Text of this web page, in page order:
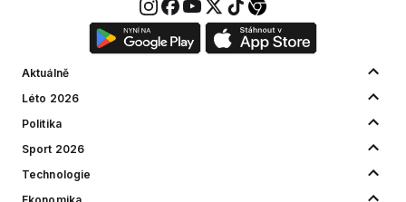
Aktuálně
Léto 2026
Politika
Sport 2026
Technologie